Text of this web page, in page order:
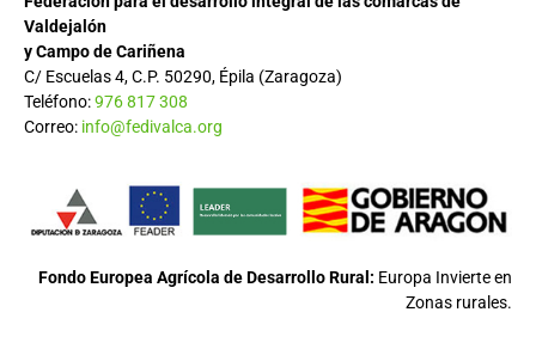
Valdejalón
y Campo de Cariñena
C/ Escuelas 4, C.P. 50290, Épila (Zaragoza)
Teléfono:976 817 308
Correo: info@fedivalca.org
Fondo Europea Agrícola de Desarrollo Rural: Europa Invierte en
Zonas rurales.